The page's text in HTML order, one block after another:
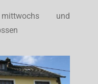
und